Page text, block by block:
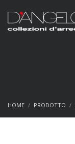
HOME PRODOTTO